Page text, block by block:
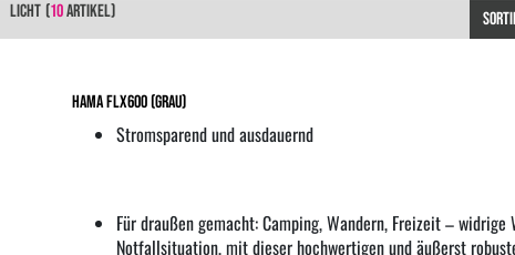
LICHT (10ARTIKEL)
Hama FLX600 (Grau)
Stromsparend und ausdauernd
Für draußen gemacht: Camping, Wandern, Freizeit –
Notfallsituation, mit dieser hochwertigen und äußerst